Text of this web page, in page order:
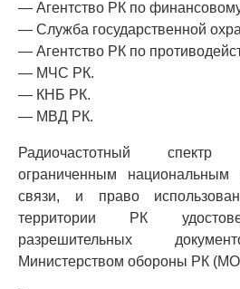
— Агентство РК по
— Служба государственной
— Агентство РК по
— МЧС РК.
— КНБ РК.
— МВД РК.
Радиочастотный
ограниченным национальным
связи, и право
территории РК
разрешительных
Министерством обороны РК